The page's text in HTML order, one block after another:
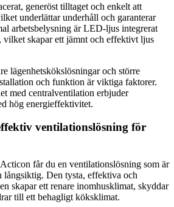
generöst tilltaget och enkelt att
underlättar underhåll och garanterar
arbetsbelysning är LED-ljus integrerat
vilket skapar ett jämnt och effektivt ljus
lägenhetskökslösningar och större
och funktion är viktiga faktorer.
med centralventilation erbjuder
hög energieffektivitet.
ventilationslösning för
får du en ventilationslösning som är
långsiktig. Den tysta, effektiva och
skapar ett renare inomhusklimat, skyddar
till ett behagligt köksklimat.